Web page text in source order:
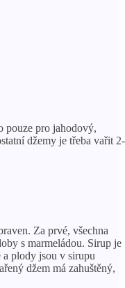
pouze pro jahodový,
džemy je třeba vařit 2-
Za prvé, všechna
s marmeládou. Sirup je
a plody jsou v sirupu
džem má zahuštěný,